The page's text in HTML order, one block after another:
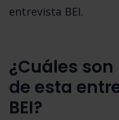
entrevista BEI.
¿Cuáles
de esta
BEI?